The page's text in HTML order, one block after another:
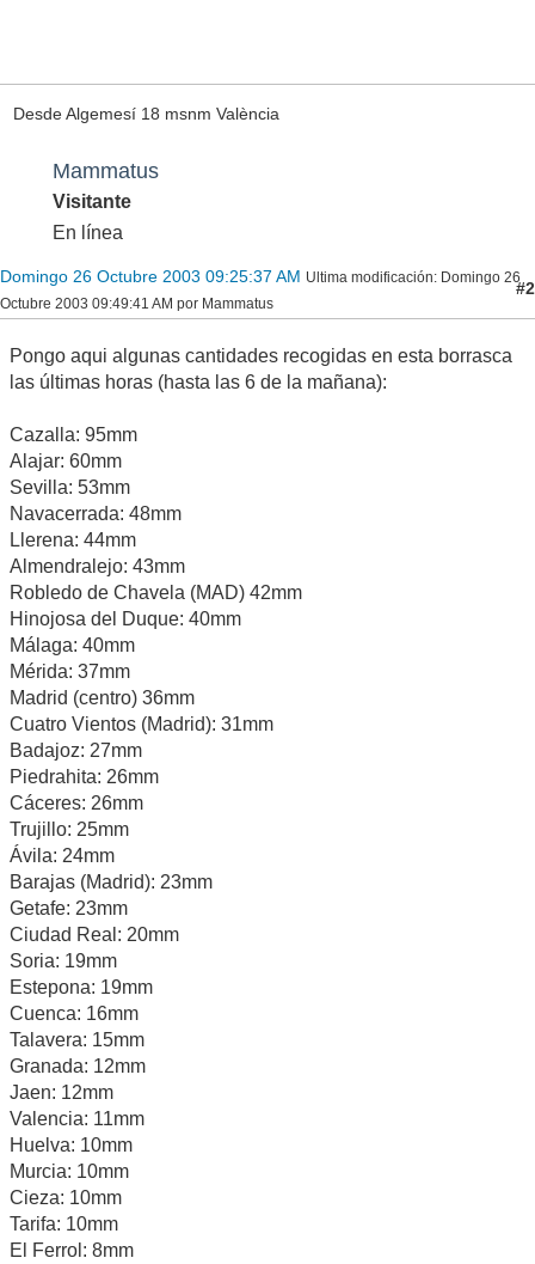
Desde Algemesí 18 msnm València
Mammatus
Visitante
En línea
Domingo 26 Octubre 2003 09:25:37 AM Ultima modificación: Domingo 26
Octubre 2003 09:49:41 AM por Mammatus
#2
Pongo aqui algunas cantidades recogidas en esta borrasca
las últimas horas (hasta las 6 de la mañana):
Cazalla: 95mm
Alajar: 60mm
Sevilla: 53mm
Navacerrada: 48mm
Llerena: 44mm
Almendralejo: 43mm
Robledo de Chavela (MAD) 42mm
Hinojosa del Duque: 40mm
Málaga: 40mm
Mérida: 37mm
Madrid (centro) 36mm
Cuatro Vientos (Madrid): 31mm
Badajoz: 27mm
Piedrahita: 26mm
Cáceres: 26mm
Trujillo: 25mm
Ávila: 24mm
Barajas (Madrid): 23mm
Getafe: 23mm
Ciudad Real: 20mm
Soria: 19mm
Estepona: 19mm
Cuenca: 16mm
Talavera: 15mm
Granada: 12mm
Jaen: 12mm
Valencia: 11mm
Huelva: 10mm
Murcia: 10mm
Cieza: 10mm
Tarifa: 10mm
El Ferrol: 8mm